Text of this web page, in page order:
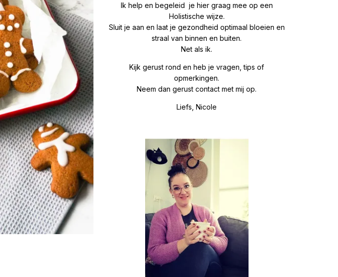
Ik help en begeleid je hier graag mee op een
Holistische wijze.
Sluit je aan en laat je gezondheid optimaal bloeien en
straal van binnen en buiten.
Net als ik.
Kijk gerust rond en heb je vragen, tips of
opmerkingen.
Neem dan gerust contact met mij op.
Liefs, Nicole